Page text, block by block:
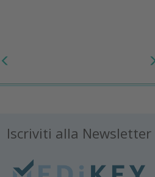
Iscriviti alla Newsletter